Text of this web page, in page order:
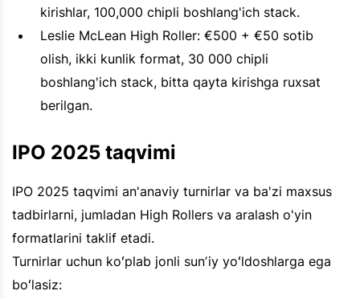
kirishlar, 100,000 chipli boshlang'ich stack.
Leslie McLean High Roller: €500 + €50 sotib
olish, ikki kunlik format, 30 000 chipli
boshlang'ich stack, bitta qayta kirishga ruxsat
berilgan.
IPO 2025 taqvimi
IPO 2025 taqvimi an'anaviy turnirlar va ba'zi maxsus
tadbirlarni, jumladan High Rollers va aralash o'yin
formatlarini taklif etadi.
Turnirlar uchun koʻplab jonli sunʼiy yoʻldoshlarga ega
boʻlasiz: